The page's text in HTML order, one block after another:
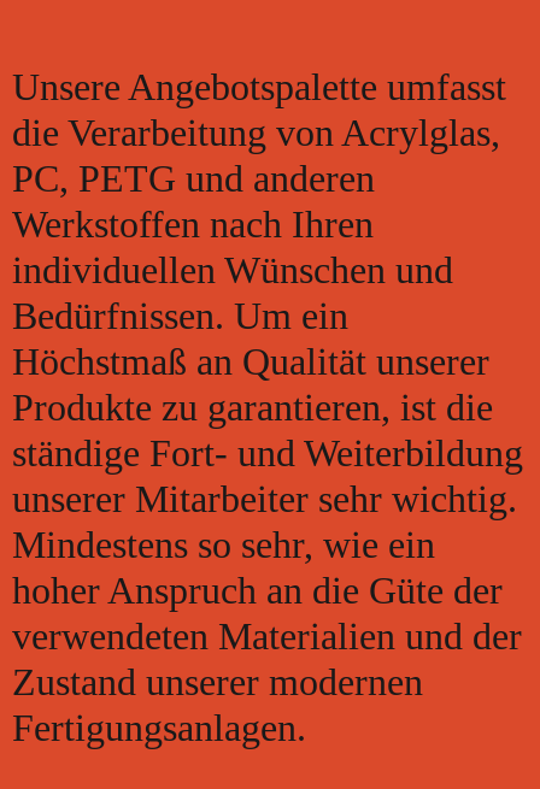
Unsere Angebotspalette umfasst
die Verarbeitung von Acrylglas,
PC, PETG und anderen
Werkstoffen nach Ihren
individuellen Wünschen und
Bedürfnissen. Um ein
Höchstmaß an Qualität unserer
Produkte zu garantieren, ist die
ständige Fort- und Weiterbildung
unserer Mitarbeiter sehr wichtig.
Mindestens so sehr, wie ein
hoher Anspruch an die Güte der
verwendeten Materialien und der
Zustand unserer modernen
Fertigungsanlagen.